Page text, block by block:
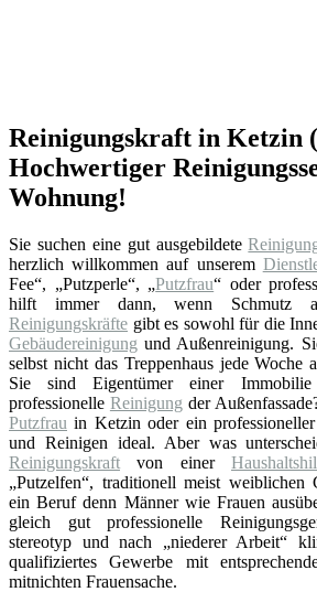
Reinigungskraft in Ketzin
Hochwertiger
Wohnung!
Sie suchen eine gut ausgebildete
herzlich willkommen auf unserem
Fee“, „Putzperle“, „Putzfrau“ oder
hilft immer dann, wenn Schmutz
Reinigungskräfte gibt es sowohl für die
Gebäudereinigung und Außenreinigung.
selbst nicht das Treppenhaus jede Woche
Sie sind Eigentümer einer
professionelle Reinigung der
Putzfrau in Ketzin oder ein
und Reinigen ideal. Aber was
Reinigungskraft von einer
„Putzelfen“, traditionell meist weiblichen
ein Beruf denn Männer wie Frauen
gleich gut professionelle
stereotyp und nach „niederer Arbeit“
qualifiziertes Gewerbe mit
mitnichten Frauensache.